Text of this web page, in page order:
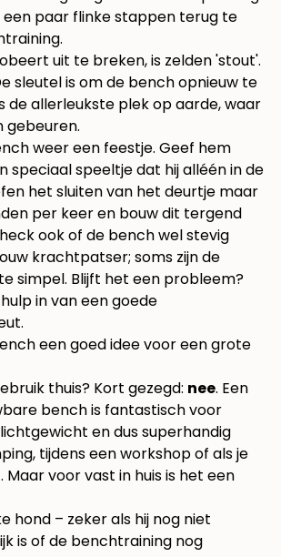
een paar flinke stappen terug te
uit te breken, is zelden 'stout'.
sleutel is om de bench opnieuw te
de allerleukste plek op aarde, waar
gebeuren.
weer een feestje. Geef hem
speciaal speeltje dat hij alléén in de
het sluiten van het deurtje maar
per keer en bouw dit tergend
ook of de bench wel stevig
krachtpatser; soms zijn de
simpel. Blijft het een probleem?
in van een goede
een goed idee voor een grote
thuis? Kort gezegd: nee. Een
bench is fantastisch voor
en dus superhandig
tijdens een workshop of als je
voor vast in huis is het een
hond – zeker als hij nog niet
is of de benchtraining nog